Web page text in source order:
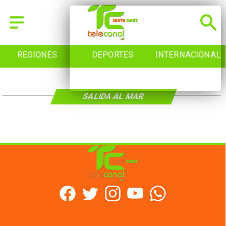
REGIONES DEPORTES INTERNACIONAL
SALIDA AL MAR